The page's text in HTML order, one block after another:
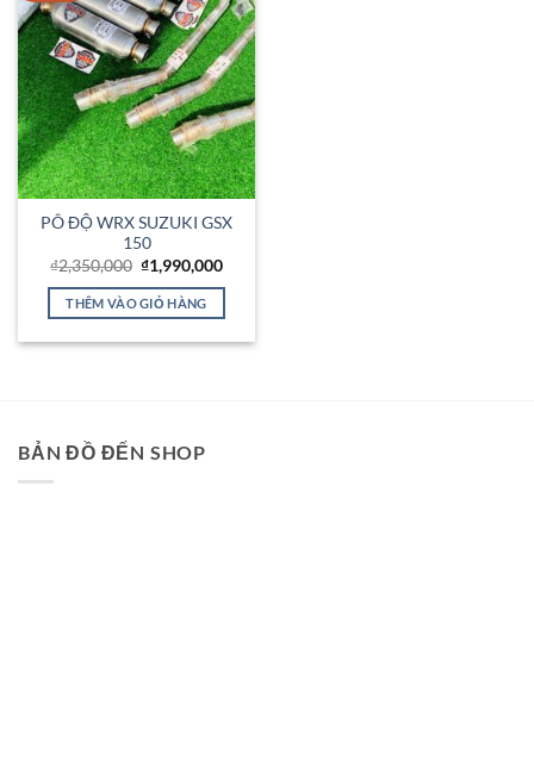
PÔ ĐỘ WRX SUZUKI GSX
150
₫2,350,000 Giá
gốc
là:
₫2,350,000.
₫1,990,000Giá
tại
THÊM VÀO GIỎ HÀNG
BẢN ĐỒ ĐẾN SHOP